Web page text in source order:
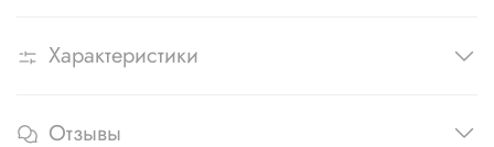
Характеристики
Отзывы